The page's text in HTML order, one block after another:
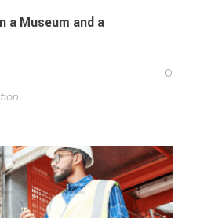
a Museum and a
0